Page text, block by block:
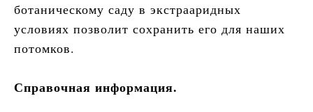
ботаническому саду в экстрааридных
условиях позволит сохранить его для наших
потомков.
Справочная информация.